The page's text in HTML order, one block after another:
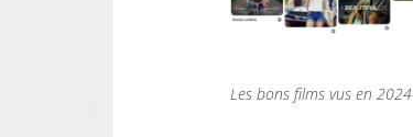
Les bons films vus en 2024